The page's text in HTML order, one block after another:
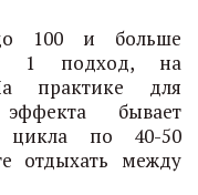
100 и больше
1 подход, на
практике для
бывает
цикла по 40-50
отдыхать между